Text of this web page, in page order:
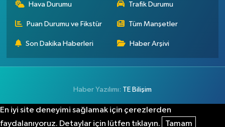
Hava Durumu Trafik Durumu
Puan Durumu ve Fikstür Tüm Manşetler
Son Dakika Haberleri Haber Arşivi
Haber Yazılımı: TE Bilişim
En iyi site deneyimi sağlamak için çerezlerden
faydalanıyoruz. Detaylar için lütfen tıklayın.
Tamam